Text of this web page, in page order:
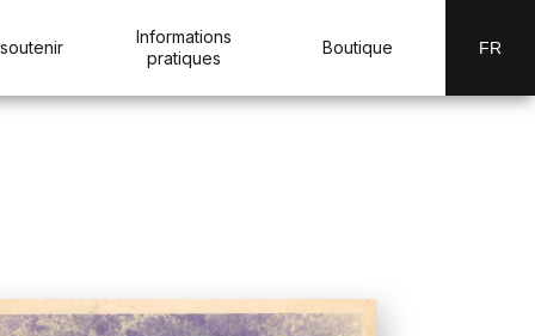
Informations
pratiques
Boutique FR